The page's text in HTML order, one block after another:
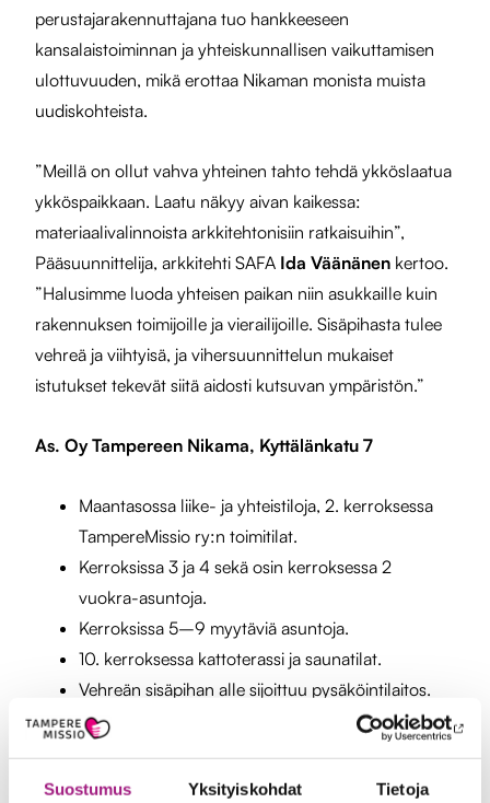
Suostumus Yksityiskohdat Tietoja
perustajarakennuttajana tuo hankkeeseen
kansalaistoiminnan ja yhteiskunnallisen vaikuttamisen
ulottuvuuden, mikä erottaa Nikaman monista muista
uudiskohteista.
”Meillä on ollut vahva yhteinen tahto tehdä ykköslaatua
ykköspaikkaan. Laatu näkyy aivan kaikessa:
materiaalivalinnoista arkkitehtonisiin ratkaisuihin”,
Pääsuunnittelija, arkkitehti SAFA Ida Väänänen kertoo.
”Halusimme luoda yhteisen paikan niin asukkaille kuin
rakennuksen toimijoille ja vierailijoille. Sisäpihasta tulee
vehreä ja viihtyisä, ja vihersuunnittelun mukaiset
istutukset tekevät siitä aidosti kutsuvan ympäristön.”
As. Oy Tampereen Nikama, Kyttälänkatu 7
Maantasossa liike- ja yhteistiloja, 2. kerroksessa
TampereMissio ry:n toimitilat.
Kerroksissa 3 ja 4 sekä osin kerroksessa 2
vuokra-asuntoja.
Kerroksissa 5–9 myytäviä asuntoja.
10. kerroksessa kattoterassi ja saunatilat.
Vehreän sisäpihan alle sijoittuu pysäköintilaitos.
Kerrosalat: asuminen 6006 k-m², liike- ja
Bruttoala 8369 m².